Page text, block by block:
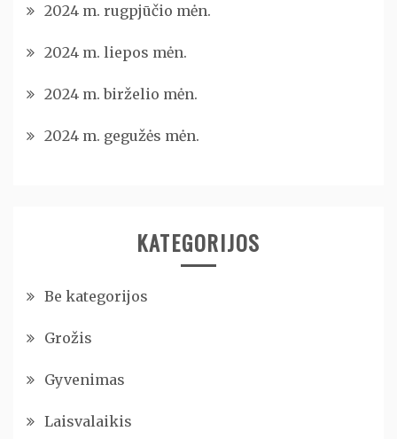
2024 m. rugpjūčio mėn.
2024 m. liepos mėn.
2024 m. birželio mėn.
2024 m. gegužės mėn.
KATEGORIJOS
Be kategorijos
Grožis
Gyvenimas
Laisvalaikis